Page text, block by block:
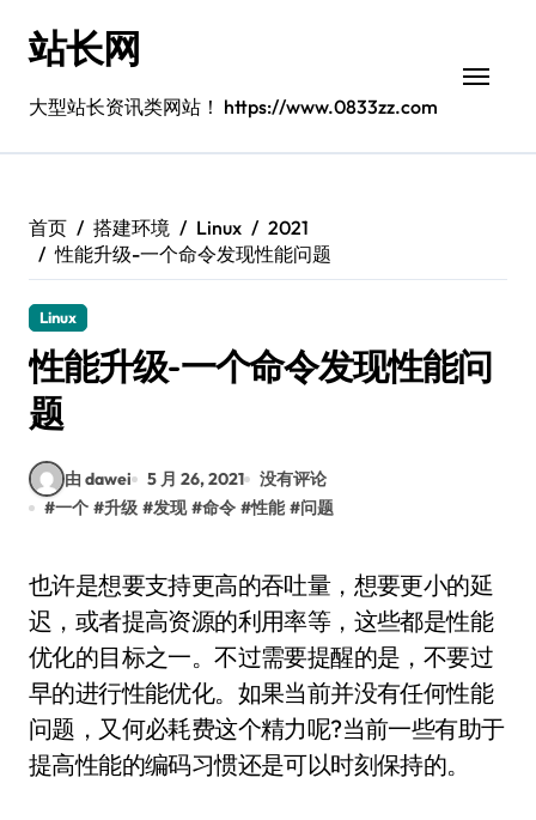
站长网
大型站长资讯类网站！ https://www.0833zz.com
首页 搭建环境 Linux
2021
性能升级-一个命令发现性能问题
Linux
性能升级-一个命令发现性能问
题
由 dawei 5 月 26, 2021
没有评论
#一个 #升级 #发现 #命令 #性能 #问题
也许是想要支持更高的吞吐量，想要更小的延
迟，或者提高资源的利用率等，这些都是性能
优化的目标之一。不过需要提醒的是，不要过
早的进行性能优化。如果当前并没有任何性能
问题，又何必耗费这个精力呢?当前一些有助于
提高性能的编码习惯还是可以时刻保持的。